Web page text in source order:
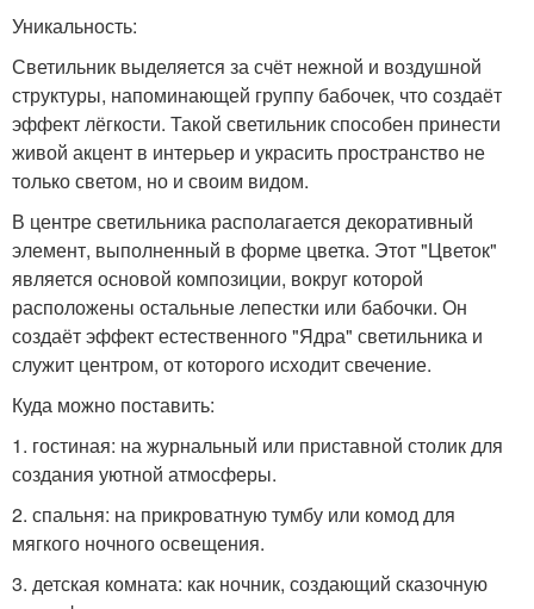
Уникальность:
Светильник выделяется за счёт нежной и воздушной
структуры, напоминающей группу бабочек, что создаёт
эффект лёгкости. Такой светильник способен принести
живой акцент в интерьер и украсить пространство не
только светом, но и своим видом.
В центре светильника располагается декоративный
элемент, выполненный в форме цветка. Этот "Цветок"
является основой композиции, вокруг которой
расположены остальные лепестки или бабочки. Он
создаёт эффект естественного "Ядра" светильника и
служит центром, от которого исходит свечение.
Куда можно поставить:
1. гостиная: на журнальный или приставной столик для
создания уютной атмосферы.
2. спальня: на прикроватную тумбу или комод для
мягкого ночного освещения.
3. детская комната: как ночник, создающий сказочную